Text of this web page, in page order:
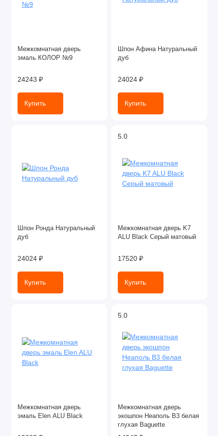
Межкомнатная дверь
эмаль КОЛОР №9
24243 ₽
Купить
Шпон Афина Натуральный
дуб
24024 ₽
Купить
Шпон Ронда Натуральный
дуб
24024 ₽
Купить
5.0
Межкомнатная дверь K7
ALU Black Серый матовый
17520 ₽
Купить
Межкомнатная дверь
эмаль Elen ALU Black
5.0
Межкомнатная дверь
экошпон Неаполь В3 белая
глухая Baguette